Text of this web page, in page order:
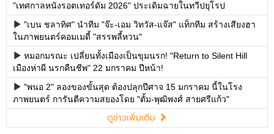
"เทศกาลหนังรอตเทอร์ดัม 2026" ประเดิมฉายในทวีปยุโรป
"เบน ชลาทิศ" นำทีม "จ๊ะ-เอม วิทวัส-แจ๊ส" แท็กทีม สร้างเสียงฮา
ในภาพยนตร์คอมเมดี้ "สรรพลี้หวน"
หมอกมรณะ เปลี่ยนทั้งเมืองเป็นขุมนรก! "Return to Silent Hill
เมืองห่าผี นรกคืนชีพ" 22 มกราคม ปีหน้า!
"พนอ 2" ลองของขั้นสุด ต้องปลุกปีศาจ 15 มกราคม นี้ในโรง
ภาพยนตร์ การันตีความสยองโดย "ตั้ม-พุฒิพงศ์ สายศรีแก้ว"
ดูข่าวเพิ่มเติม